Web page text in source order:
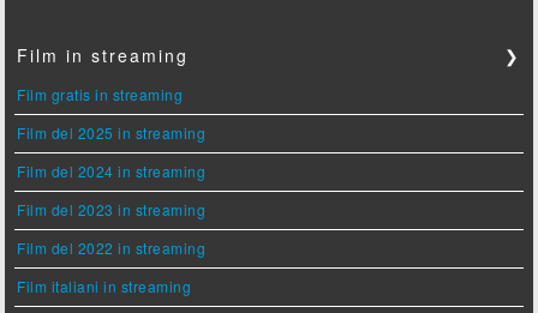
Film in streaming ❯
Film gratis in streaming
Film del 2025 in streaming
Film del 2024 in streaming
Film del 2023 in streaming
Film del 2022 in streaming
Film italiani in streaming